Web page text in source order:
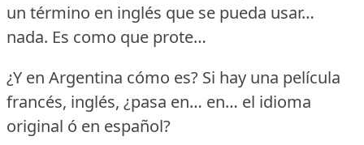
un término en inglés que se pueda usar…
nada. Es como que prote…
¿Y en Argentina cómo es? Si hay una película
francés, inglés, ¿pasa en… en… el idioma
original ó en español?